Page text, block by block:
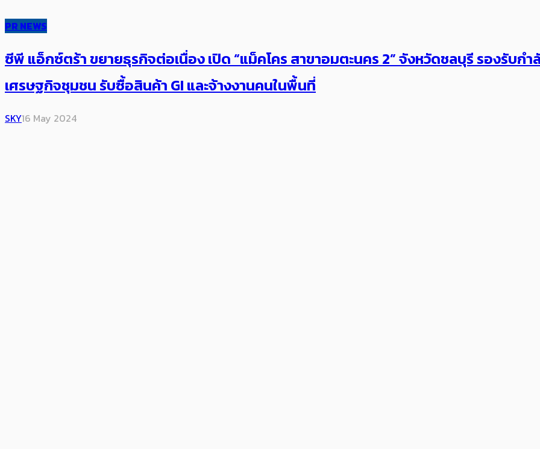
PR NEWS
ซีพี แอ็กซ์ตร้า ขยายธุรกิจต่อเนื่อง เปิด “แม็คโคร สาขาอมตะนคร 2” จังหวัดชลบุรี รองรับ
เศรษฐกิจชุมชน รับซื้อสินค้า GI และจ้างงานคนในพื้นที่
SKY16 May 2024